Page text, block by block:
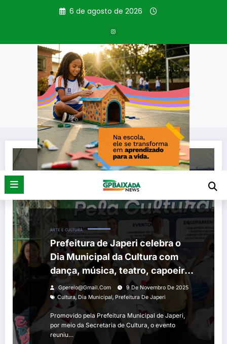
6 de agosto de 2026
Tag: Dia Municipal
Página inicial Dia Municipal
ARTE E CULTURA
Prefeitura de Japeri celebra o
Dia Municipal da Cultura com
dança, música, teatro, capoeira,
batalhas de rima e desfile
artesanal
Gperelo@gmail.com
9 De Novembro De 2025
Cultura, Dia Municipal, Prefeitura De Japeri
Promovido pela Prefeitura Municipal de Japeri,
por meio da Secretaria de Cultura, o evento
reuniu…